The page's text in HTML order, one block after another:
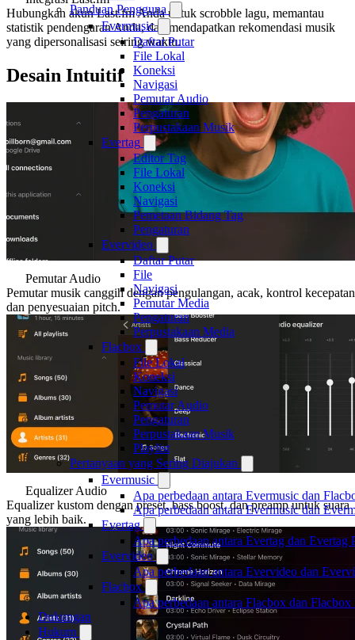
Panduan Pengguna
Evermusic
Daftar Putar
File Lokal
Koneksi
Navigasi
Pemutar Audio
Pengaturan
Perpustakaan Musik
Evertag
Editor Tag
File Lokal
Koneksi
Navigasi
Pemetaan Bidang Tag
Pengaturan
Evervideo
Daftar Putar
File
Navigasi
Pemutar Media
Pengaturan
Perpustakaan Media
Flacbox
File Lokal
Koneksi
Navigasi
Pemutar Audio
Pengaturan
Perpustakaan Musik
Playlist
Pertanyaan yang Sering Diajukan
Evermusic
Apa perbedaan antara Evermusic dan
Apa perbedaan antara Evermusic dan
Evertag
Apa perbedaan antara Evertag dan Evertag
Evervideo
Apa perbedaan antara Evervideo dan
Flacbox
Apa perbedaan antara Flacbox dan Flacbox
Dukungan
Hukum
Hubungkan akun Last.fm Anda untuk scrobble lagu, memantau
statistik pendengaran Anda, dan mendapatkan rekomendasi musik
yang dipersonalisasi seiring waktu.
Desain Intuitif
Pemutar Audio
Pemutar musik canggih dengan pengulangan, acak, kontrol
dan penyesuaian pitch.
Equalizer Audio
Equalizer kustom dengan preset, bass boost, dan preamp untuk suara
yang lebih baik.